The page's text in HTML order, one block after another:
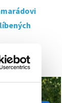
inzerát